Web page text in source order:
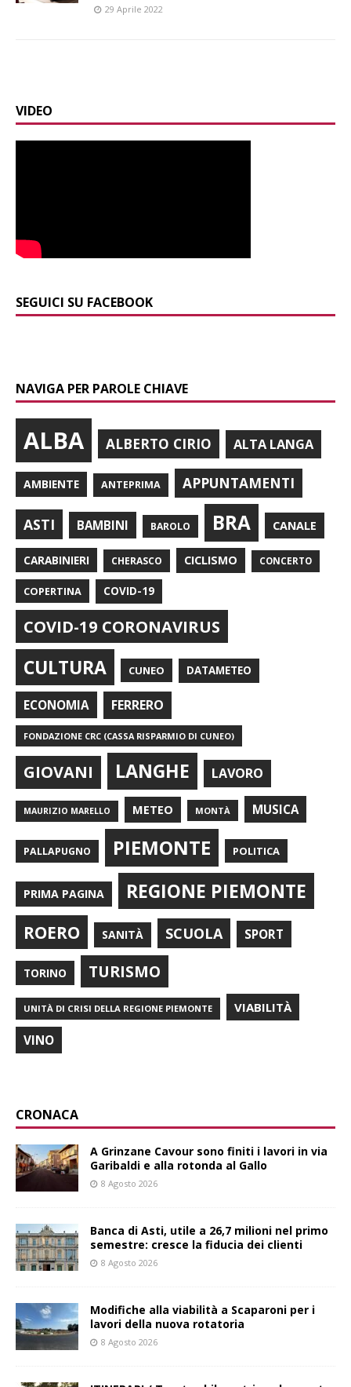
29 Aprile 2022
VIDEO
SEGUICI SU FACEBOOK
NAVIGA PER PAROLE CHIAVE
ALBA ALBERTO CIRIO ALTA LANGA
AMBIENTE ANTEPRIMA APPUNTAMENTI
ASTI BAMBINI BAROLO BRA CANALE
CARABINIERI CHERASCO CICLISMO CONCERTO
COPERTINA COVID-19
COVID-19 CORONAVIRUS
CULTURA CUNEO DATAMETEO
ECONOMIA FERRERO
FONDAZIONE CRC (CASSA RISPARMIO DI CUNEO)
GIOVANI LANGHE LAVORO
MAURIZIO MARELLO METEO MONTÀ MUSICA
PALLAPUGNO PIEMONTE POLITICA
PRIMA PAGINA REGIONE PIEMONTE
ROERO SANITÀ SCUOLA SPORT
TORINO TURISMO
UNITÀ DI CRISI DELLA REGIONE PIEMONTE VIABILITÀ
VINO
CRONACA
A Grinzane Cavour sono finiti i lavori in via
Garibaldi e alla rotonda al Gallo
8 Agosto 2026
Banca di Asti, utile a 26,7 milioni nel primo
semestre: cresce la fiducia dei clienti
8 Agosto 2026
Modifiche alla viabilità a Scaparoni per i
lavori della nuova rotatoria
8 Agosto 2026